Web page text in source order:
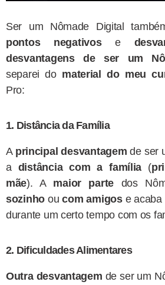
Ser um Nômade Digital
pontos negativose
desvantagens de ser um
separei do material do meu
Pro:
1. Distância da Família
A principal desvantagemde ser
a distância com a família (
mãe). A maior parte dos
sozinho oucom amigose acaba
durante um certo tempo com os
2. Dificuldades Alimentares
Outra desvantagem de ser um